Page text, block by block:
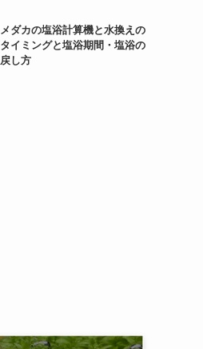
メダカの塩浴計算機と水換えの
タイミングと塩浴期間・塩浴の
戻し方